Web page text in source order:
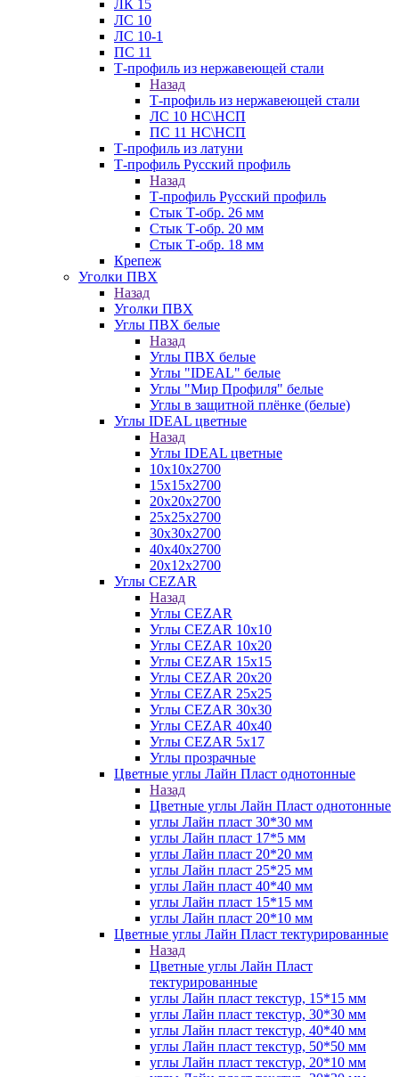
ЛК 15
ЛС 10
ЛС 10-1
ПС 11
Т-профиль из нержавеющей стали
Назад
Т-профиль из нержавеющей стали
ЛС 10 НС\НСП
ПС 11 НС\НСП
Т-профиль из латуни
Т-профиль Русский профиль
Назад
Т-профиль Русский профиль
Стык Т-обр. 26 мм
Стык Т-обр. 20 мм
Стык Т-обр. 18 мм
Крепеж
Уголки ПВХ
Назад
Уголки ПВХ
Углы ПВХ белые
Назад
Углы ПВХ белые
Углы "IDEAL" белые
Углы "Мир Профиля" белые
Углы в защитной плёнке (белые)
Углы IDEAL цветные
Назад
Углы IDEAL цветные
10х10х2700
15х15х2700
20х20х2700
25х25х2700
30х30х2700
40х40х2700
20х12х2700
Углы CEZAR
Назад
Углы CEZAR
Углы CEZAR 10х10
Углы CEZAR 10х20
Углы CEZAR 15х15
Углы CEZAR 20х20
Углы CEZAR 25х25
Углы CEZAR 30х30
Углы CEZAR 40х40
Углы CEZAR 5х17
Углы прозрачные
Цветные углы Лайн Пласт однотонные
Назад
Цветные углы Лайн Пласт однотонные
углы Лайн пласт 30*30 мм
углы Лайн пласт 17*5 мм
углы Лайн пласт 20*20 мм
углы Лайн пласт 25*25 мм
углы Лайн пласт 40*40 мм
углы Лайн пласт 15*15 мм
углы Лайн пласт 20*10 мм
Цветные углы Лайн Пласт тектурированные
Назад
Цветные углы Лайн Пласт
тектурированные
углы Лайн пласт текстур, 15*15 мм
углы Лайн пласт текстур, 30*30 мм
углы Лайн пласт текстур, 40*40 мм
углы Лайн пласт текстур, 50*50 мм
углы Лайн пласт текстур, 20*10 мм